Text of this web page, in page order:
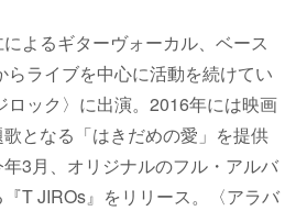
よるギターヴォーカル、ベース
らライブを中心に活動を続けてい
ロック〉に出演。2016年には映画
歌となる「はきだめの愛」を提供
3月、オリジナルのフル・アルバ
T JIROs』をリリース。〈アラバ